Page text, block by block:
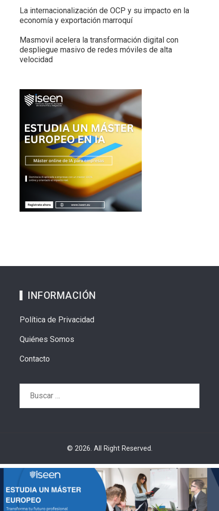
La internacionalización de OCP y su impacto en la
economía y exportación marroquí
Masmovil acelera la transformación digital con
despliegue masivo de redes móviles de alta
velocidad
INFORMACIÓN
Política de Privacidad
Quiénes Somos
Contacto
© 2026. All Right Reserved.